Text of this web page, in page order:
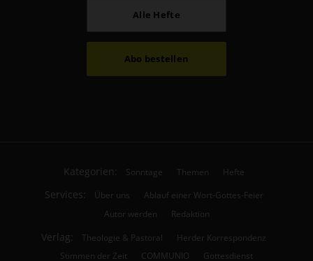
Alle Hefte
Abo bestellen
Kategorien: Sonntage Themen Hefte
Services: Über uns
Ablauf einer Wort-Gottes-Feier
Autor werden
Redaktion
Verlag: Theologie & Pastoral
Herder Korrespondenz
Stimmen der Zeit
COMMUNIO
Gottesdienst